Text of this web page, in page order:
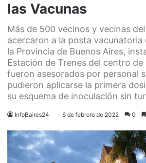
las Vacunas
Más de 500 vecinos y vecinas
acercaron a la posta vacunatoria
la Provincia de Buenos Aires,
Estación de Trenes del centro de
fueron asesorados por personal
pudieron aplicarse la primera
su esquema de inoculación sin
InfoBaires24 6 de febrero de 2022 0